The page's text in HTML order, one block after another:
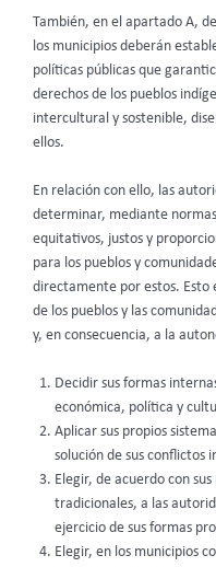
También, en el apartado A,
los municipios deberán
políticas públicas que
derechos de los pueblos
intercultural y sostenible,
ellos.
En relación con ello, las
determinar, mediante
equitativos, justos y
para los pueblos y
directamente por estos. Esto
de los pueblos y las
y, en consecuencia, a la
Decidir sus formas
económica, política y
Aplicar sus propios
solución de sus conflictos
Elegir, de acuerdo con
tradicionales, a las
ejercicio de sus formas
Elegir, en los municipios